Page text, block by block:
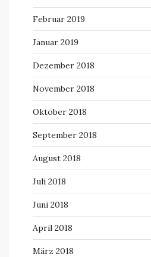
Februar 2019
Januar 2019
Dezember 2018
November 2018
Oktober 2018
September 2018
August 2018
Juli 2018
Juni 2018
April 2018
März 2018